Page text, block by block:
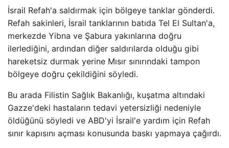
İsrail Refah'a saldırmak için bölgeye tanklar gönderdi.
Refah sakinleri, İsrail tanklarının batıda Tel El Sultan'a,
merkezde Yibna ve Şabura yakınlarına doğru
ilerlediğini, ardından diğer saldırılarda olduğu gibi
hareketsiz durmak yerine Mısır sınırındaki tampon
bölgeye doğru çekildiğini söyledi.
Bu arada Filistin Sağlık Bakanlığı, kuşatma altındaki
Gazze'deki hastaların tedavi yetersizliği nedeniyle
öldüğünü söyledi ve ABD'yi İsrail'e yardım için Refah
sınır kapısını açması konusunda baskı yapmaya çağırdı.